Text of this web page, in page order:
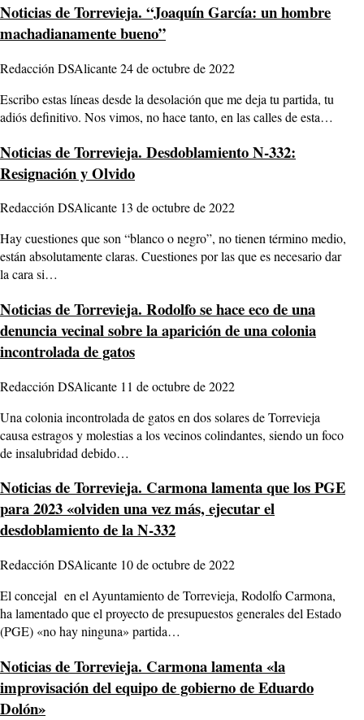
Noticias de Torrevieja. “Joaquín García: un hombre
machadianamente bueno”
Redacción DSAlicante24 de octubre de 2022
Escribo estas líneas desde la desolación que me deja tu partida, tu
adiós definitivo. Nos vimos, no hace tanto, en las calles de esta…
Noticias de Torrevieja. Desdoblamiento N-332:
Resignación y Olvido
Redacción DSAlicante 13 de octubre de 2022
Hay cuestiones que son “blanco o negro”, no tienen término medio,
están absolutamente claras. Cuestiones por las que es necesario dar
la cara si…
Noticias de Torrevieja. Rodolfo se hace eco de una
denuncia vecinal sobre la aparición de una colonia
incontrolada de gatos
Redacción DSAlicante 11 de octubre de 2022
Una colonia incontrolada de gatos en dos solares de Torrevieja
causa estragos y molestias a los vecinos colindantes, siendo un foco
de insalubridad debido…
Noticias de Torrevieja. Carmona lamenta que los PGE
para 2023 «olviden una vez más, ejecutar el
desdoblamiento de la N-332
Redacción DSAlicante 10 de octubre de 2022
El concejal en el Ayuntamiento de Torrevieja, Rodolfo Carmona,
ha lamentado que el proyecto de presupuestos generales del Estado
(PGE) «no hay ninguna» partida…
Noticias de Torrevieja. Carmona lamenta «la
improvisación del equipo de gobierno de Eduardo
Dolón»